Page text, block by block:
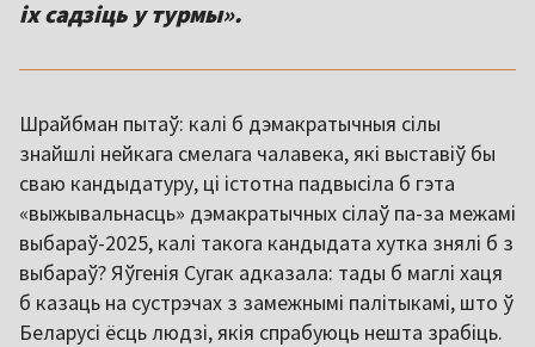
іх садзіць у турмы».
Шрайбман пытаў: калі б дэмакратычныя сілы
знайшлі нейкага смелага чалавека, які выставіў бы
сваю кандыдатуру, ці істотна падвысіла б гэта
«выжывальнасць» дэмакратычных сілаў па-за межамі
выбараў-2025, калі такога кандыдата хутка знялі б з
выбараў? Яўгенія Сугак адказала: тады б маглі хаця
б казаць на сустрэчах з замежнымі палітыкамі, што ў
Беларусі ёсць людзі, якія спрабуюць нешта зрабіць.